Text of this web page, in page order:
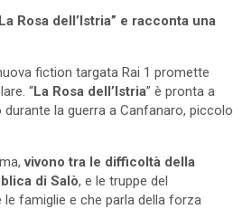
Rosa dell’Istria” e racconta una
fiction targata Rai 1 promette
“La Rosa dell’Istria” è pronta a
la guerra a Canfanaro, piccolo
vivono tra le difficoltà della
di Salò, e le truppe del
le famiglie e che parla della forza